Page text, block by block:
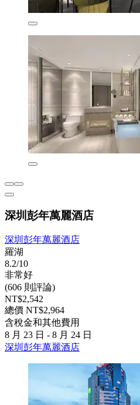
深圳彭年萬麗酒店
深圳彭年萬麗酒店
羅湖
8.2/10
非常好
(606 則評論)
NT$2,542
總價 NT$2,964
含稅金和其他費用
8 月 23 日 - 8 月 24 日
深圳彭年萬麗酒店